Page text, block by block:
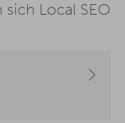
Local SEO